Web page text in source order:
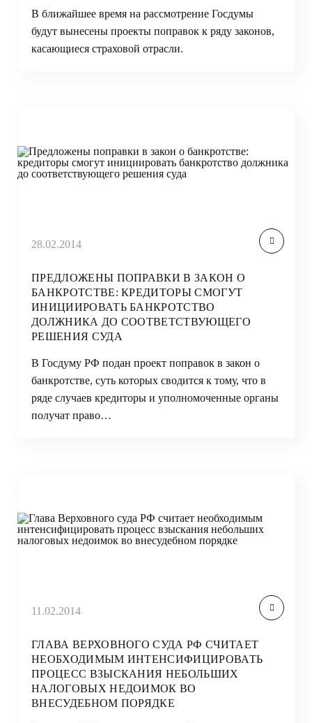
В ближайшее время на рассмотрение Госдумы
будут вынесены проекты поправок к ряду законов,
касающиеся страховой отрасли.
28.02.2014
ПРЕДЛОЖЕНЫ ПОПРАВКИ В ЗАКОН О
БАНКРОТСТВЕ: КРЕДИТОРЫ СМОГУТ
ИНИЦИИРОВАТЬ БАНКРОТСТВО
ДОЛЖНИКА ДО СООТВЕТСТВУЮЩЕГО
РЕШЕНИЯ СУДА
В Госдуму РФ подан проект поправок в закон о
банкротстве, суть которых сводится к тому, что в
ряде случаев кредиторы и уполномоченные органы
получат право…
11.02.2014
ГЛАВА ВЕРХОВНОГО СУДА РФ СЧИТАЕТ
НЕОБХОДИМЫМ ИНТЕНСИФИЦИРОВАТЬ
ПРОЦЕСС ВЗЫСКАНИЯ НЕБОЛЬШИХ
НАЛОГОВЫХ НЕДОИМОК ВО
ВНЕСУДЕБНОМ ПОРЯДКЕ